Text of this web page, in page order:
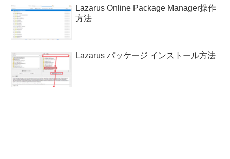
Lazarus Online Package Manager操作
方法
Lazarus パッケージ インストール方法